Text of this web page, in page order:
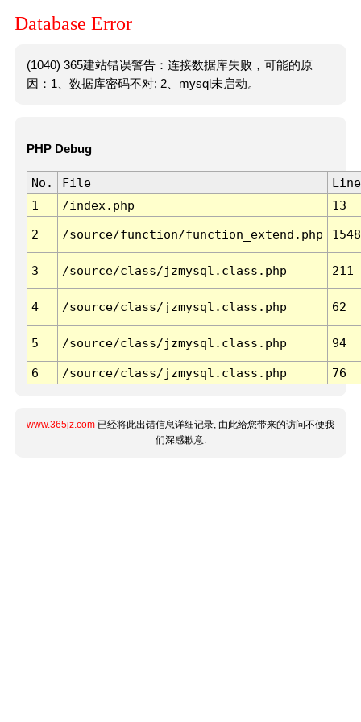
Database Error
(1040) 365建站错误警告：连接数据库失败，可能的原
因：1、数据库密码不对; 2、mysql未启动。
PHP Debug
No. File
Line
1
/index.php 13
2 /source/function/function_extend.php 1548
3 /source/class/jzmysql.class.php 211
4 /source/class/jzmysql.class.php 62
5 /source/class/jzmysql.class.php 94
6 /source/class/jzmysql.class.php 76
www.365jz.com 已经将此出错信息详细记录, 由此给您带来的访问不便我
们深感歉意.